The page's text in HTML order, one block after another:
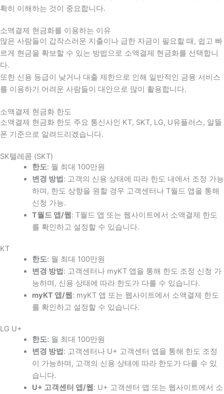
확히 이해하는 것이 중요합니다.
소액결제 현금화를 이용하는 이유
많은 사람들이 갑작스러운 지출이나 급한 자금이 필요할 때 , 쉽고 빠
르게 현금을 확보할 수 있는 방법으로 소액결제 현금화를 선택합니
다.
또한 신용 등급이 낮거나 대출 제한으로 인해 일반적인 금융 서비스
를 이용하기 어려운 사람들이 대안으로 많이 활용합니다.
소액결제 현금화 한도
소액결제 현금화 한도 주요 통신사인 KT, SKT, LG, U유플러스, 알뜰
폰 기준으로 알려드리겠습니다.
SK텔레콤 (SKT)
한도: 월 최대 100만원
변경 방법 : 고객의 신용 상태에 따라 한도 내에서 조정 가능
하며, 한도 상향을 원할 경우 고객센터나 T월드 앱을 통해
신청 가능.
T월드 앱/웹 : T월드 앱 또는 웹사이트에서 소액결제 한도
를 확인하고 설정할 수 있습니다.
KT
한도: 월 최대 100만원
변경 방법 : 고객센터나 myKT 앱을 통해 한도 조정 신청 가
능하며, 신용 상태에 따라 한도가 다를 수 있습니다.
myKT 앱/웹 : myKT 앱 또는 웹사이트에서 소액결제 한도
를 확인하고 설정할 수 있습니다.
LG U+
한도: 월 최대 100만원
변경 방법 : 고객센터나 U+ 고객센터 앱을 통해 한도 조정
이 가능하며, 고객의 신용 상태에 따라 한도가 다를 수 있
습니다.
U+ 고객센터 앱/웹 : U+ 고객센터 앱 또는 웹사이트에서 소